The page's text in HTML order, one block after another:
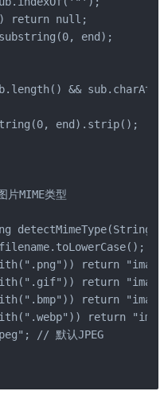
return null;
end);
&&
end).strip();
片MIME类型
detectMimeType(String
return
return
return
return
// 默认JPEG